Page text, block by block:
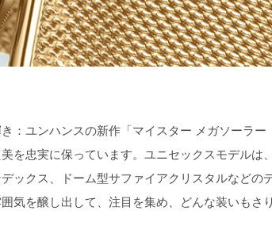
：ユンハンスの新作「マイスター メガソーラー
を忠実に保っています。ユニセックスモデルは
ックス、ドーム型サファイアクリスタルなどの
気を醸し出して、注目を集め、どんな装いもさ